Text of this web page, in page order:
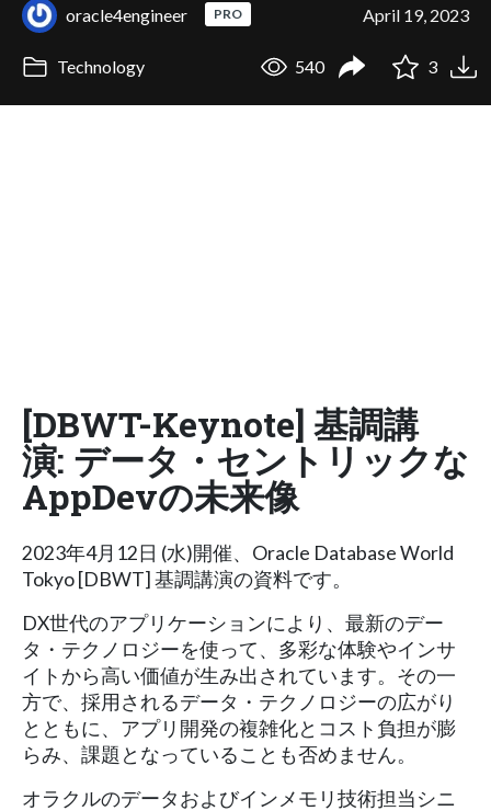
oracle4engineer PRO April 19, 2023
Technology 540 3
[DBWT-Keynote] 基調講
演: データ・セントリックな
AppDevの未来像
2023年4月12日 (水)開催、Oracle Database World
Tokyo [DBWT] 基調講演の資料です。
DX世代のアプリケーションにより、最新のデー
タ・テクノロジーを使って、多彩な体験やインサ
イトから高い価値が生み出されています。その一
方で、採用されるデータ・テクノロジーの広がり
とともに、アプリ開発の複雑化とコスト負担が膨
らみ、課題となっていることも否めません。
オラクルのデータおよびインメモリ技術担当シニ